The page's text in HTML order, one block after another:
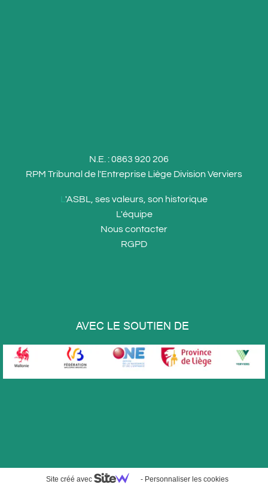
N.E. : 0863 920 206
RPM Tribunal de l'Entreprise Liège Division Verviers
L 'ASBL, ses valeurs, son historique
L'équipe
Nouscontacter
RGPD
AVEC LE SOUTIEN DE
Site créé avec - Personnaliser les cookies